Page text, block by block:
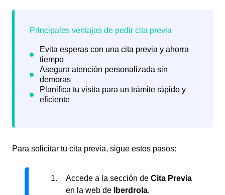
Para solicitar tu cita previa, sigue estos pasos:
Accede a la sección de Cita Previa
en la web de
Iberdrola.